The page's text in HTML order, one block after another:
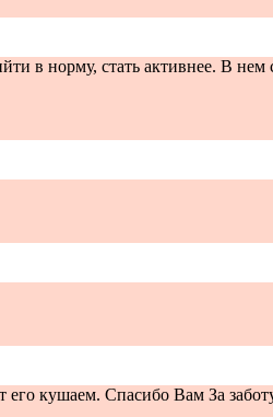
в норму, стать активнее. В
кушаем. Спасибо Вам За